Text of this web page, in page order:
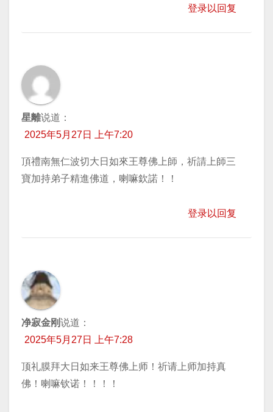
登录以回复
星離说道：
2025年5月27日 上午7:20
頂禮南無仁波切大日如來王尊佛上師，祈請上師三
寶加持弟子精進佛道，喇嘛欽諾！！
登录以回复
净寂金刚说道：
2025年5月27日 上午7:28
顶礼膜拜大日如来王尊佛上师！祈请上师加持真
佛！喇嘛钦诺！！！！